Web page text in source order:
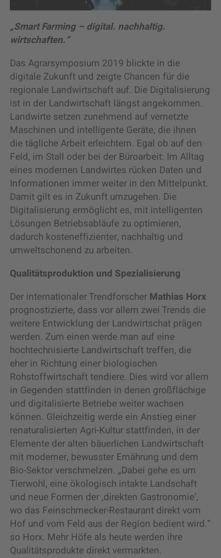
„Smart Farming – digital. nachhaltig.
wirtschaften.“
Das Agrarsymposium 2019 blickte in die
digitale Zukunft und zeigte Chancen für die
regionale Landwirtschaft auf. Die Digitalisierung
ist in der Landwirtschaft längst angekommen.
Landwirte setzen zunehmend auf vernetzte
Maschinen und intelligente Geräte, die ihnen
die tägliche Arbeit erleichtern. Egal ob auf den
Feld, im Stall oder bei der Büroarbeit: Im Alltag
eines modernen Landwirtes rücken Daten und
Informationen immer weiter in den Mittelpunkt.
Damit gilt es in Zukunft umzugehen. Die
Digitalisierung ermöglicht es, mit intelligenten
Lösungen Betriebsabläufe zu optimieren,
dadurch kosteneffizienter, nachhaltig und
umweltschonend zu arbeiten.
Qualitätsproduktion und Spezialisierung
Der internationaler Trendforscher Mathias Horx
prognostizierte, dass vor allem zwei Trends die
weitere Entwicklung der Landwirtschat prägen
werden. Zum einen werde man auf eine
hochtechnisierte Landwirtschaft treffen, die
eher in Richtung einer biologischen
Rohstoffwirtschaft tendiere. Dies wird vor allem
in Gegenden stattfinden in denen großflächige
und digitalisierte Betriebe weiter wachsen
können. Gleichzeitig werde ein Anstieg einer
renaturalisierten Agri-Kultur stattfinden, in der
Elemente der alten bäuerlichen Landwirtschaft
mit moderner, bewusster Ernährung und dem
Bio-Sektor verschmelzen. „Dabei gehe es um
Tierwohl, eine ökologisch intakte Landschaft
und neue Formen der ‚direkten Gastronomie‘,
wo das Feinschmecker-Restaurant direkt vom
Hof und vom Feld aus der Region bedient wird.“
so Horx. Mehr Höfe als heute werden ihre
Qualitätsprodukte direkt vermarkten.